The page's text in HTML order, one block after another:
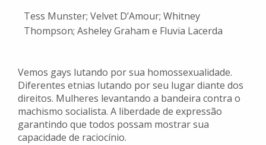
Tess Munster; Velvet D’Amour; Whitney
Thompson; Asheley Graham e Fluvia Lacerda
Vemos gays lutando por sua homossexualidade.
Diferentes etnias lutando por seu lugar diante dos
direitos. Mulheres levantando a bandeira contra o
machismo socialista. A liberdade de expressão
garantindo que todos possam mostrar sua
capacidade de raciocínio.